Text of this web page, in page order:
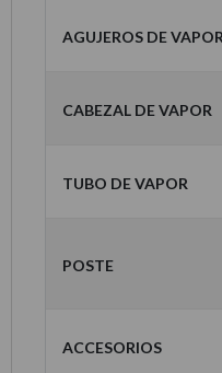
Agujeros de vapor
Cabezal de vapor
Tubo de vapor
Poste
Accesorios